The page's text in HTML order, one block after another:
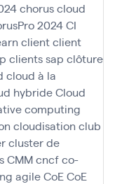
chorus cloud
2024CI
clientclient
clients sap clôture
cloud à la
hybrideCloud
computing
cloudisation club
cluster de
CMMcncfco-
agileCoECoE